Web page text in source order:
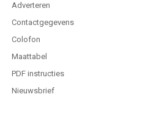
Adverteren
Contactgegevens
Colofon
Maattabel
PDF instructies
Nieuwsbrief